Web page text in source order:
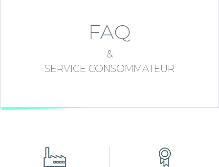
FAQ
&
SERVICE CONSOMMATEUR